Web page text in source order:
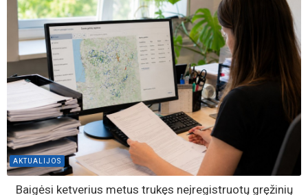
AKTUALIJOS
Baigėsi ketverius metus trukęs neįregistruotų gręžinių